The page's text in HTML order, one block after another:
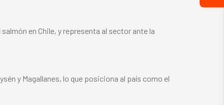
en Chile, y representa al sector ante la
y Magallanes, lo que posiciona al país como el